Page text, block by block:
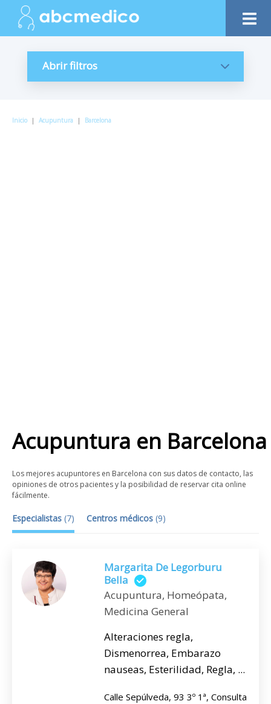
Abrir filtros
Inicio | Acupuntura | Barcelona
Acupuntura en Barcelona
Los mejores acupuntores en Barcelona con sus datos de contacto, las
opiniones de otros pacientes y la posibilidad de reservar cita online
fácilmente.
Especialistas (7) Centros médicos (9)
Margarita De Legorburu
Bella
Acupuntura, Homeópata,
Medicina General
Alteraciones regla,
Dismenorrea, Embarazo
nauseas, Esterilidad, Regla, ...
Calle Sepúlveda, 93 3º 1ª, Consulta